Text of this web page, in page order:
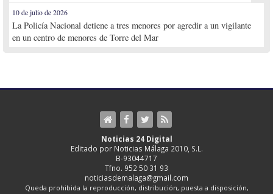
10 de julio de 2026
La Policía Nacional detiene a tres menores por agredir a un vigilante
en un centro de menores de Torre del Mar
Noticias 24 Digital
Editado por Noticias Málaga 2010, S.L.
B-93044717
Tfno. 952 50 31 93
noticiasdemalaga@gmail.com
Queda prohibida la reproducción, distribución, puesta a disposición,